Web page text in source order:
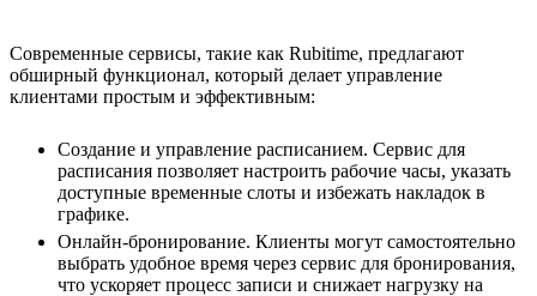
Современные сервисы, такие как Rubitime, предлагают
обширный функционал, который делает управление
клиентами простым и эффективным:
Создание и управление расписанием. Сервис для
расписания позволяет настроить рабочие часы, указать
доступные временные слоты и избежать накладок в
графике.
Онлайн-бронирование. Клиенты могут самостоятельно
выбрать удобное время через сервис для бронирования,
что ускоряет процесс записи и снижает нагрузку на